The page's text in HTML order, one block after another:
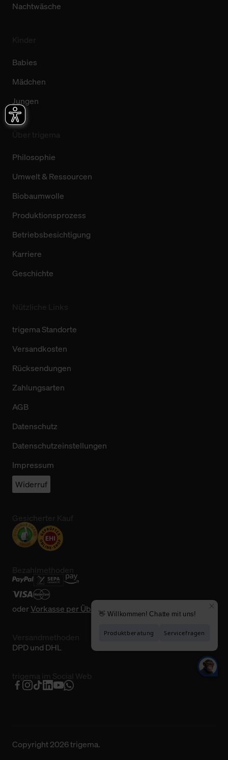
Nachtwäsche
Babies
Mädchen
Jungen
Philosophie
Umwelt & Ressourcen
Biobaumwolle
Produktionsprozess
Betriebsbesichtigung
Karriere
Geschichte
trigema Standorte
Versandkosten
Rücksendungen
Zahlungsarten
AGB
Datenschutz
Datenschutzeinstellungen
Impressum
Widerruf
oderVorkasse per Überweisung
DPD und DHL
Copyright 2026 trigema.